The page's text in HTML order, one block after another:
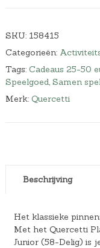
SKU: 158415
Categorieën:
Tags: Cadeaus 25-50
Speelgoed, Samen
Merk: Quercetti
Beschrijving
Het klassieke
Met het Quercetti
Junior (58-Delig) is